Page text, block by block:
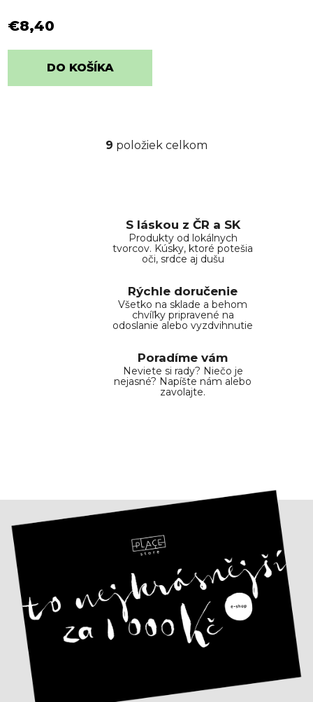
€8,40
DO KOŠÍKA
O
a
c
i
p
r
v
y
v
ý
p
9 položiek celkom
S láskou z ČR a SK
Produkty od lokálnych
tvorcov. Kúsky, ktoré potešia
oči, srdce aj dušu
Rýchle doručenie
Všetko na sklade a behom
chvíľky pripravené na
odoslanie alebo vyzdvihnutie
Poradíme vám
Neviete si rady? Niečo je
nejasné? Napíšte nám alebo
zavolajte.